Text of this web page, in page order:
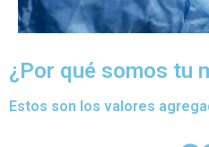
¿Por qué somos tu
Estos son los valores